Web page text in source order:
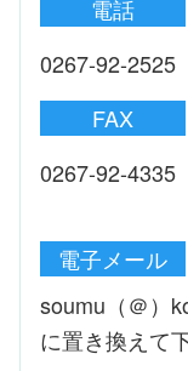
電話
0267-92-2525
FAX
0267-92-4335
電子メール
soumu（＠）
に置き換えて